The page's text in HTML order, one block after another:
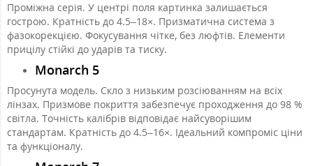
Проміжна серія. У центрі поля картинка залишається
гострою. Кратність до 4.5–18×. Призматична система з
фазокорекцією. Фокусування чітке, без люфтів. Елементи
прицілу стійкі до ударів та тиску.
Monarch 5
Просунута модель. Скло з низьким розсіюванням на всіх
лінзах. Призмове покриття забезпечує проходження до 98 %
світла. Точність калібрів відповідає найсуворішим
стандартам. Кратність до 4.5–16×. Ідеальний компроміс ціни
та функціоналу.